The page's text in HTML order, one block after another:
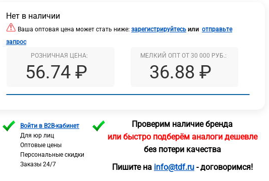
Нет в наличии
Ваша оптовая цена может стать ниже: зарегистрируйтесь или отправьте
запрос
РОЗНИЧНАЯ ЦЕНА:
56.74 ₽
МЕЛКИЙ ОПТ ОТ 30 000 РУБ.:
36.88 ₽
Войти в B2B-кабинет
Для юр лиц
Оптовые цены
Персональные скидки
Заказы 24/7
Проверим наличие бренда
или быстро подберём аналоги дешевле
без потери качества
Пишите на info@tdf.ru- договоримся!